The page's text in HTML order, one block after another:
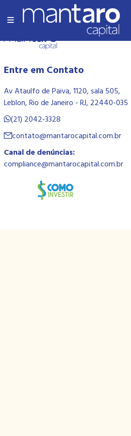
Olá Mundo!
Entre em Contato
Av Ataulfo de Paiva, 1120, sala 505,
Leblon, Rio de Janeiro - RJ, 22440-035
(21) 2042-3328
contato@mantarocapital.com.br
Canal de denúncias:
compliance@mantarocapital.com.br